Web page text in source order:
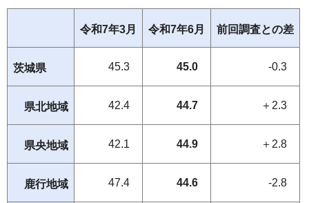
令和7年3月 令和7年6月 前回調査との差
茨城県 45.3 45.0 -0.3
県北地域 42.4 44.7 ＋2.3
県央地域 42.1 44.9 ＋2.8
鹿行地域 47.4 44.6 -2.8